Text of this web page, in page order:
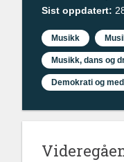
Sist oppdatert:
Musikk
Musikk, dans og
Demokrati og